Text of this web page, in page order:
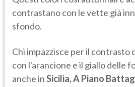
contrastano con le vette già
sfondo.
Chi impazzisce per il contrasto
con l'arancione e il giallo delle
anche inSicilia, A Piano